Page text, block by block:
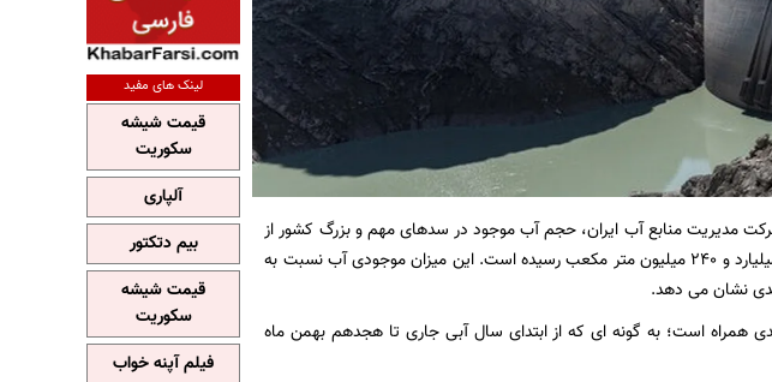
مدیریت منابع آب ایران، حجم آب موجود در سدهای مهم و بزرگ کشور از
ابتدای سال آبی جاری (اول مهر۱۴۰۴) تا ۱۸ بهمن ماه به رقم ۱۹ میلیارد و ۲۴۰ میلیون متر مکعب رسیده است. این میزان موجودی آب نسبت به
است؛ به گونه ای که از ابتدای سال آبی جاری تا هجدهم بهمن ماه
لینک های مفید
قیمت شیشه
سکوریت
آلپاری
بیم دتکتور
قیمت شیشه
سکوریت
فیلم آپنه خواب